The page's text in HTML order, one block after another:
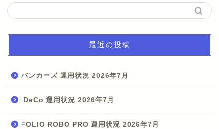
最近の投稿
バンカーズ 運用状況 2026年7月
iDeCo 運用状況 2026年7月
FOLIO ROBO PRO 運用状況 2026年7月